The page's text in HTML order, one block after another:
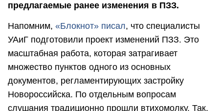
предлагаемые ранее изменения в ПЗЗ.
Напомним, «Блокнот» писал, что специалисты
УАиГ подготовили проект изменений ПЗЗ. Это
масштабная работа, которая затрагивает
множество пунктов одного из основных
документов, регламентирующих застройку
Новороссийска. По отдельным вопросам
слушания традиционно прошли втихомолку. Так,